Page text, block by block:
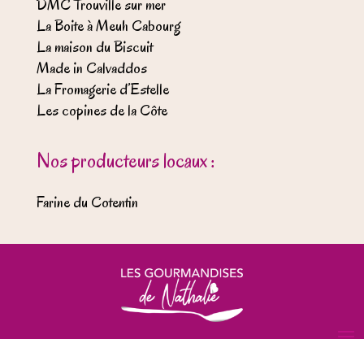
DMC Trouville sur mer
La Boite à Meuh Cabourg
La maison du Biscuit
Made in Calvaddos
La Fromagerie d’Estelle
Les copines de la Côte
Nos producteurs locaux :
Farine du Cotentin